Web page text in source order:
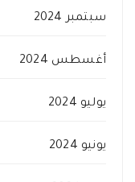
سبتمبر 2024
أغسطس 2024
يوليو 2024
يونيو 2024